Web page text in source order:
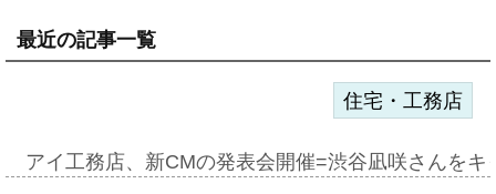
最近の記事一覧
住宅・工務店
アイ工務店、新CMの発表会開催=渋谷凪咲さんを